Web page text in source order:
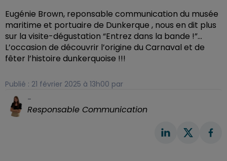
Eugénie Brown, reponsable communication du musée
maritime et portuaire de Dunkerque , nous en dit plus
sur la visite-dégustation “Entrez dans la bande !”...
L’occasion de découvrir l’origine du Carnaval et de
fêter l’histoire dunkerquoise !!!
Publié : 21 février 2025 à 13h00 par
-
Responsable Communication